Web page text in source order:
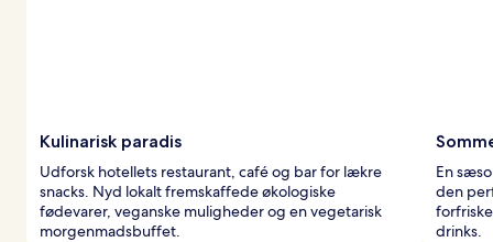
Kulinarisk paradis
Udforsk hotellets restaurant, café og bar for lækre
snacks. Nyd lokalt fremskaffede økologiske
fødevarer, veganske muligheder og en vegetarisk
morgenmadsbuffet.
En
den
drinks.